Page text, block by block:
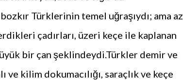
Türklerinin temel uğraşıydı; ama az
çadırları, üzeri keçe ile kaplanan
bir çan şeklindeydi.Türkler demir ve
kilim dokumacılığı, saraçlık ve keçe